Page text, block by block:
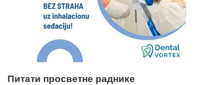
Питати просветне раднике